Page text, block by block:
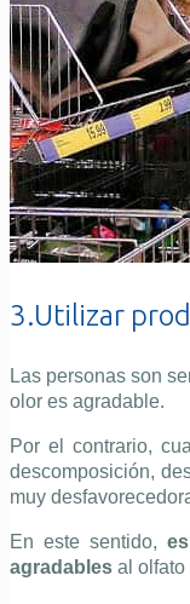
3.Utilizar
Las personas son
olor es agradable.
Por el contrario,
descomposición,
muy
En este sentido,
agradables al olfato